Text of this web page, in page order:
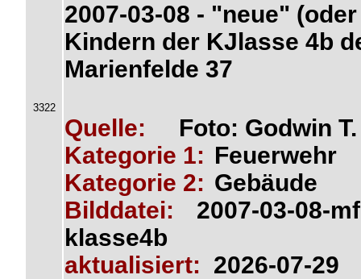
3322
2007-03-08 - "neue"
Kindern der KJlasse 4b
Marienfelde 37
Quelle:
Foto: Godwin
Kategorie 1: Feuerwehr
Kategorie 2: Gebäude
Bilddatei:
2007-03-08-
klasse4b
aktualisiert: 2026-07-29